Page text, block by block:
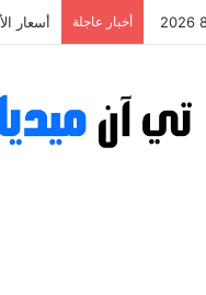
أخبار عاجلة أسعار